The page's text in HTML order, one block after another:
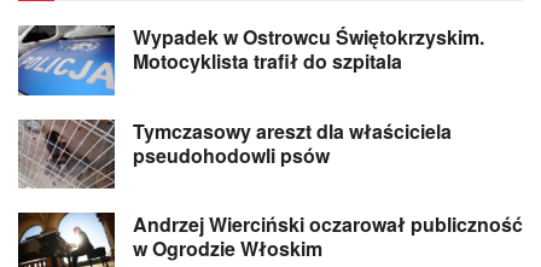
Wypadek w Ostrowcu Świętokrzyskim.
Motocyklista trafił do szpitala
Tymczasowy areszt dla właściciela
pseudohodowli psów
Andrzej Wierciński oczarował publiczność
w Ogrodzie Włoskim